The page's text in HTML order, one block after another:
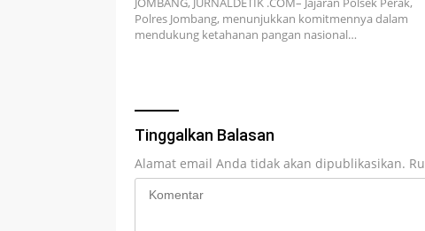
Polres Jombang, menunjukkan komitmennya dalam
mendukung ketahanan pangan nasional…
Tinggalkan Balasan
Alamat email Anda tidak akan dipublikasikan.